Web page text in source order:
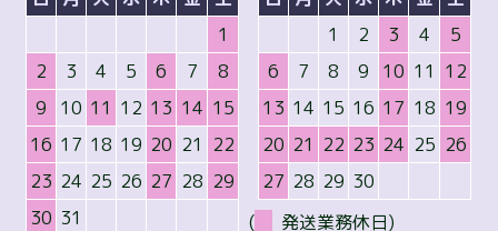
1
2
3 4 5 6 7
8
9
10 11 12 13 14 15
16 17 18 19 20 21 22
23 24 25 26 27 28 29
30 31
1
2 3 4
5
6
7 8 9 10 11 12
13 14 15 16 17 18 19
20 21 22 23 24 25 26
27 28 29 30
(
発送業務休日)